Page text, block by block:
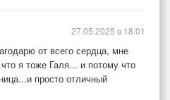
от всего сердца, мне
я тоже Галя... и потому что
просто отличный
27.05.2025 в 18:01